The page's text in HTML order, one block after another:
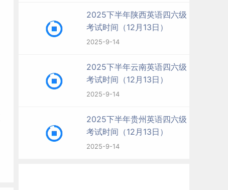
2025下半年陕西英语四六级
考试时间（12月13日）
2025-9-14
2025下半年云南英语四六级
考试时间（12月13日）
2025-9-14
2025下半年贵州英语四六级
考试时间（12月13日）
2025-9-14